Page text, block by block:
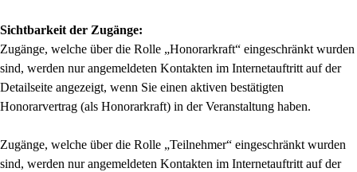
Sichtbarkeit der Zugänge:
Zugänge, welche über die Rolle „Honorarkraft“ eingeschränkt wurden
sind, werden nur angemeldeten Kontakten im Internetauftritt auf der
Detailseite angezeigt, wenn Sie einen aktiven bestätigten
Honorarvertrag (als Honorarkraft) in der Veranstaltung haben.
Zugänge, welche über die Rolle „Teilnehmer“ eingeschränkt wurden
sind, werden nur angemeldeten Kontakten im Internetauftritt auf der